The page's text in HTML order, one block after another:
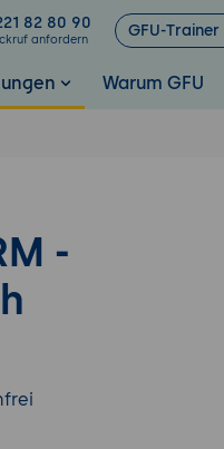
82 80 90
anfordern GFU-
Warum GFU
-